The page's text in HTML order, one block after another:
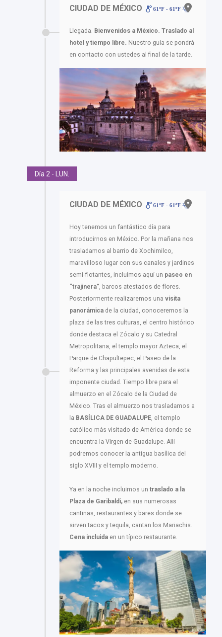
CIUDAD DE MÉXICO 61ºF - 61ºF
Llegada. Bienvenidos a México. Traslado al
hotel y tiempo libre. Nuestro guía se pondrá
en contacto con ustedes al final de la tarde.
Día 2 - LUN.
CIUDAD DE MÉXICO 61ºF - 61ºF
Hoy tenemos un fantástico día para
introducirnos en México. Por la mañana nos
trasladamos al barrio de Xochimilco,
maravilloso lugar con sus canales y jardines
semi-flotantes, incluimos aquí un paseo en
“trajinera”, barcos atestados de flores.
Posteriormente realizaremos una visita
panorámica de la ciudad, conoceremos la
plaza de las tres culturas, el centro histórico
donde destaca el Zócalo y su Catedral
Metropolitana, el templo mayor Azteca, el
Parque de Chapultepec, el Paseo de la
Reforma y las principales avenidas de esta
imponente ciudad. Tiempo libre para el
almuerzo en el Zócalo de la Ciudad de
México. Tras el almuerzo nos trasladamos a
la BASÍLICA DE GUADALUPE, el templo
católico más visitado de América donde se
encuentra la Virgen de Guadalupe. Allí
podremos conocer la antigua basílica del
siglo XVIII y el templo moderno.
Ya en la noche incluimos un traslado a la
Plaza de Garibaldi, en sus numerosas
cantinas, restaurantes y bares donde se
sirven tacos y tequila, cantan los Mariachis.
Cena incluida en un típico restaurante.